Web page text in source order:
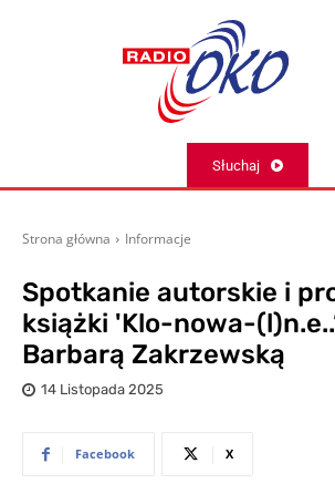
Słuchaj
Strona główna Informacje
Spotkanie autorskie i
książki 'Klo-nowa-
Barbarą Zakrzewską
14 Listopada 2025
Facebook X